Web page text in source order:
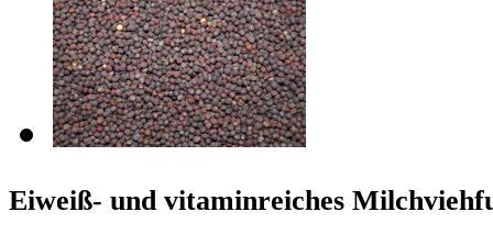
Eiweiß- und vitaminreiches